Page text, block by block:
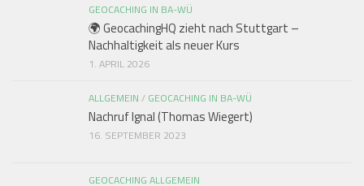
GEOCACHING IN BA-WÜ
🌍 GeocachingHQ zieht nach Stuttgart –
Nachhaltigkeit als neuer Kurs
1. APRIL 2026
ALLGEMEIN / GEOCACHING IN BA-WÜ
Nachruf Ignal (Thomas Wiegert)
16. SEPTEMBER 2023
GEOCACHING ALLGEMEIN